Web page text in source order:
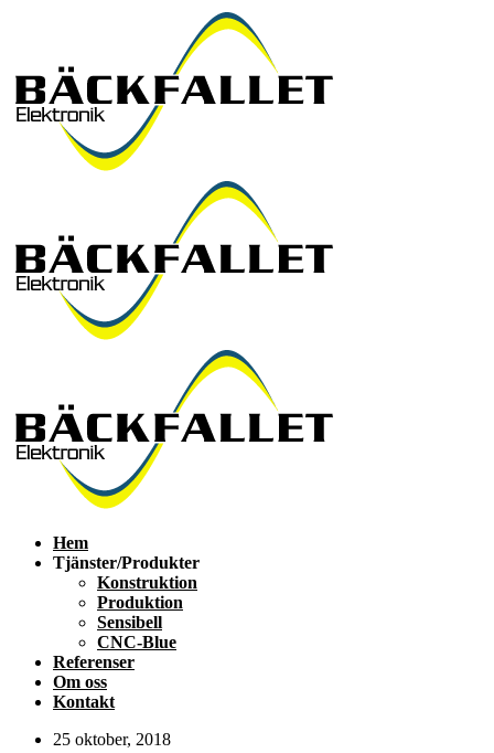
Hem
Tjänster/Produkter
Konstruktion
Produktion
Sensibell
CNC-Blue
Referenser
Om oss
Kontakt
25 oktober, 2018